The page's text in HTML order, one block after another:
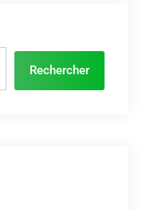
Rechercher